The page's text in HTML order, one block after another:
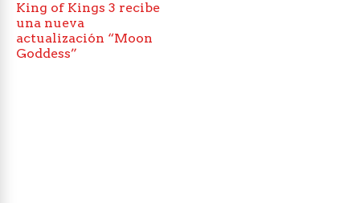
King of Kings 3 recibe
una nueva
actualización “Moon
Goddess”